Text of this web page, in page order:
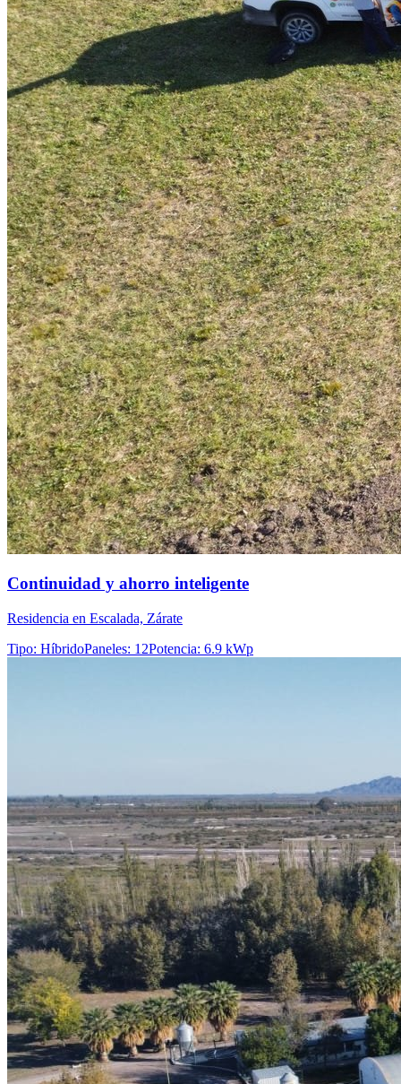
Continuidad y ahorro inteligente
Residencia en Escalada, Zárate
Tipo: HíbridoPaneles: 12Potencia: 6.9 kWp